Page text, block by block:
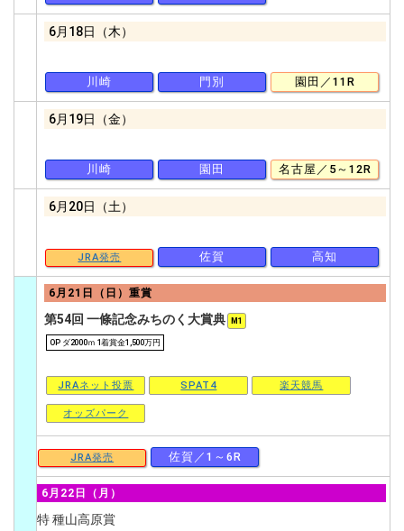
6月18日（木）
川崎 門別 園田／11R
6月19日（金）
川崎 園田 名古屋／5～12R
6月20日（土）
JRA発売 佐賀 高知
6月21日（日）重賞
第54回 一條記念みちのく大賞典 M1
OP ダ2000ｍ 1着賞金1,500万円
JRAネット投票 SPAT4 楽天競馬
オッズパーク
JRA発売 佐賀／1～6R
6月22日（月）
特 種山高原賞